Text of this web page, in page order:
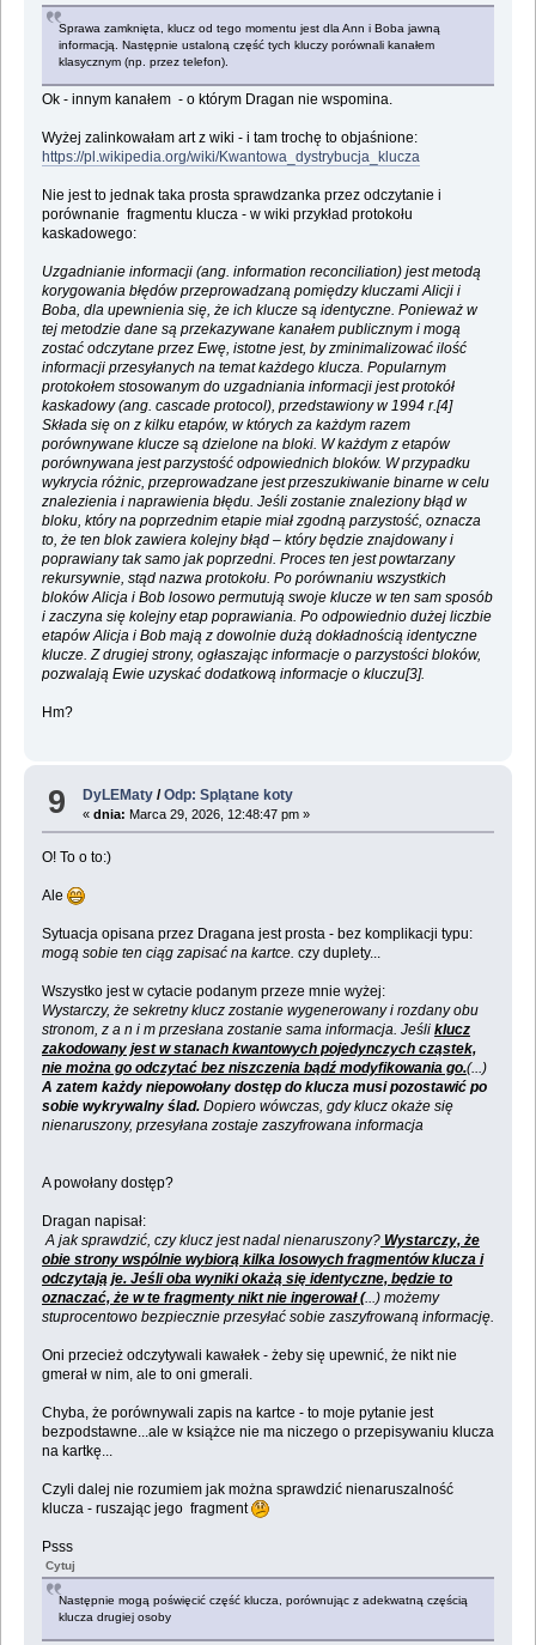
Sprawa zamknięta, klucz od tego momentu jest dla Ann i Boba jawną
informacją. Następnie ustaloną część tych kluczy porównali kanałem
klasycznym (np. przez telefon).
Ok - innym kanałem - o którym Dragan nie wspomina.
Wyżej zalinkowałam art z wiki - i tam trochę to objaśnione:
https://pl.wikipedia.org/wiki/Kwantowa_dystrybucja_klucza
Nie jest to jednak taka prosta sprawdzanka przez odczytanie i
porównanie fragmentu klucza - w wiki przykład protokołu
kaskadowego:
Uzgadnianie informacji (ang. information reconciliation) jest metodą
korygowania błędów przeprowadzaną pomiędzy kluczami Alicji i
Boba, dla upewnienia się, że ich klucze są identyczne. Ponieważ w
tej metodzie dane są przekazywane kanałem publicznym i mogą
zostać odczytane przez Ewę, istotne jest, by zminimalizować ilość
informacji przesyłanych na temat każdego klucza. Popularnym
protokołem stosowanym do uzgadniania informacji jest protokół
kaskadowy (ang. cascade protocol), przedstawiony w 1994 r.[4]
Składa się on z kilku etapów, w których za każdym razem
porównywane klucze są dzielone na bloki. W każdym z etapów
porównywana jest parzystość odpowiednich bloków. W przypadku
wykrycia różnic, przeprowadzane jest przeszukiwanie binarne w celu
znalezienia i naprawienia błędu. Jeśli zostanie znaleziony błąd w
bloku, który na poprzednim etapie miał zgodną parzystość, oznacza
to, że ten blok zawiera kolejny błąd – który będzie znajdowany i
poprawiany tak samo jak poprzedni. Proces ten jest powtarzany
rekursywnie, stąd nazwa protokołu. Po porównaniu wszystkich
bloków Alicja i Bob losowo permutują swoje klucze w ten sam sposób
i zaczyna się kolejny etap poprawiania. Po odpowiednio dużej liczbie
etapów Alicja i Bob mają z dowolnie dużą dokładnością identyczne
klucze. Z drugiej strony, ogłaszając informacje o parzystości bloków,
pozwalają Ewie uzyskać dodatkową informacje o kluczu[3].
Hm?
9 DyLEMaty /Odp: Splątane koty
«dnia: Marca 29, 2026, 12:48:47 pm »
O! To o to:)
Ale
Sytuacja opisana przez Dragana jest prosta - bez komplikacji typu:
mogą sobie ten ciąg zapisać na kartce. czy duplety...
Wszystko jest w cytacie podanym przeze mnie wyżej:
Wystarczy, że sekretny klucz zostanie wygenerowany i rozdany obu
stronom, z a n i m przesłana zostanie sama informacja. Jeśli klucz
zakodowany jest w stanach kwantowych pojedynczych cząstek,
nie można go odczytać bez niszczenia bądź modyfikowania go.(...)
A zatem każdy niepowołany dostęp do klucza musi pozostawić po
sobie wykrywalny ślad.Dopiero wówczas, gdy klucz okaże się
nienaruszony, przesyłana zostaje zaszyfrowana informacja
A powołany dostęp?
Dragan napisał:
A jak sprawdzić, czy klucz jest nadal nienaruszony?Wystarczy, że
obie strony wspólnie wybiorą kilka losowych fragmentów klucza i
odczytają je. Jeśli oba wyniki okażą się identyczne, będzie to
oznaczać, że w te fragmenty nikt nie ingerował (...) możemy
stuprocentowo bezpiecznie przesyłać sobie zaszyfrowaną informację.
Oni przecież odczytywali kawałek - żeby się upewnić, że nikt nie
gmerał w nim, ale to oni gmerali.
Chyba, że porównywali zapis na kartce - to moje pytanie jest
bezpodstawne...ale w książce nie ma niczego o przepisywaniu klucza
na kartkę...
Czyli dalej nie rozumiem jak można sprawdzić nienaruszalność
klucza - ruszając jego fragment
Psss
Cytuj
Następnie mogą poświęcić część klucza, porównując z adekwatną częścią
klucza drugiej osoby